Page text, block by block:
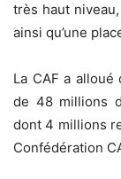
très haut
ainsi qu’une
‎‎La CAF a
de 48 millions
dont 4 millions
Confédération